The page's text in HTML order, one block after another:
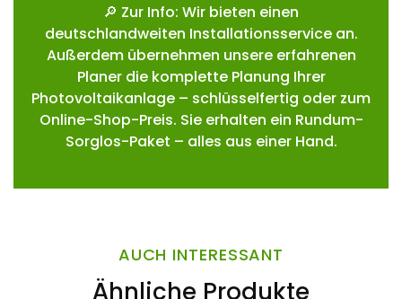
🔎 Zur Info: Wir bieten einen
deutschlandweiten Installationsservice an.
Außerdem übernehmen unsere erfahrenen
Planer die komplette Planung Ihrer
Photovoltaikanlage – schlüsselfertig oder zum
Online-Shop-Preis. Sie erhalten ein Rundum-
Sorglos-Paket – alles aus einer Hand.
AUCH INTERESSANT
Ähnliche Produkte